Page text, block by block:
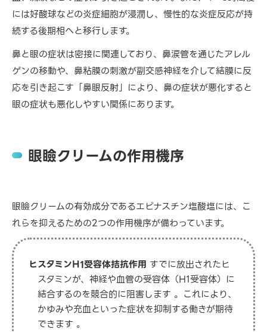
には好酸球などの炎症細胞が浸潤し、慢性的な炎症反応が持
続する後期相へと移行します。
鼻と眼の症状は密接に関連しており、鼻涙管を通じたアレル
ゲンの移動や、鼻粘膜の刺激が副交感神経を介して結膜に反
応を引き起こす「鼻眼反射」により、鼻の症状が悪化すると
眼の症状も悪化しやすい関係にあります。
眼瞼クリームの作用機序
眼瞼クリームの有効成分であるエピナスチン塩酸塩には、こ
れらを抑えるための2つの作用機序が備わっています。
ヒスタミンH1受容体拮抗作用 すでに放出されたヒ
スタミンが、神経や血管の受容体（H1受容体）に
結合するのを競合的に阻害します 。これにより、
かゆみや充血といった症状を抑制する働きが期待
できます 。